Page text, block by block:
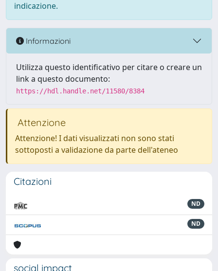
indicazione.
Informazioni
Utilizza questo identificativo per citare o creare un
link a questo documento:
https://hdl.handle.net/11580/8384
Attenzione
Attenzione! I dati visualizzati non sono stati
sottoposti a validazione da parte dell'ateneo
Citazioni
ND
ND
social impact